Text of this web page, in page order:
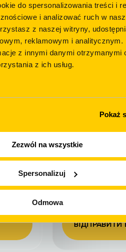
do spersonalizowania treści i
i analizować ruch w
z naszej witryny,
reklamowym i analitycznym.
z innymi danymi otrzymanymi
z ich usług.
Pokaż
Zezwól na wszystkie
Spersonalizuj
Odmowa
НАПИСАТИ
Email
ВІДПРАВИТИ